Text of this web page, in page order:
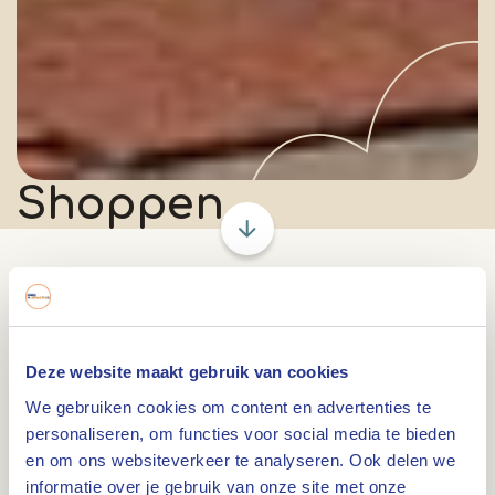
Deze website maakt gebruik van cookies
We gebruiken cookies om content en advertenties te
personaliseren, om functies voor social media te bieden
en om ons websiteverkeer te analyseren. Ook delen we
informatie over je gebruik van onze site met onze
Shoppen
Van stijlvolle boetieks tot
sfeervolle weekmarkten
van Limburg vind je een verrassend veelzijdig
winkelaanbod: van hippe modezaken in
Roermond en gezellige straatjes vol boetiekjes in